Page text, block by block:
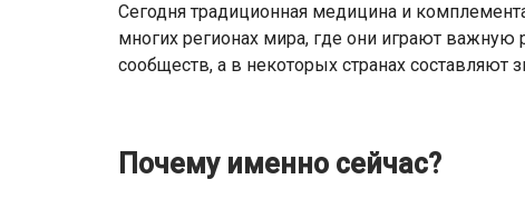
Сегодня традиционная медицина и
многих регионах мира, где они играют важную
сообществ, а в некоторых странах составляют
Почему именно сейчас?